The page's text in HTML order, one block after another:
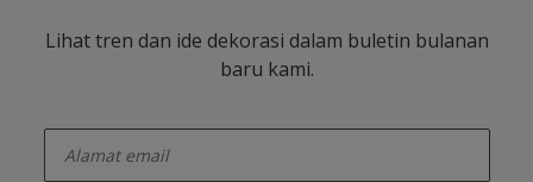
Lihat tren dan ide dekorasi dalam buletin bulanan
baru kami.